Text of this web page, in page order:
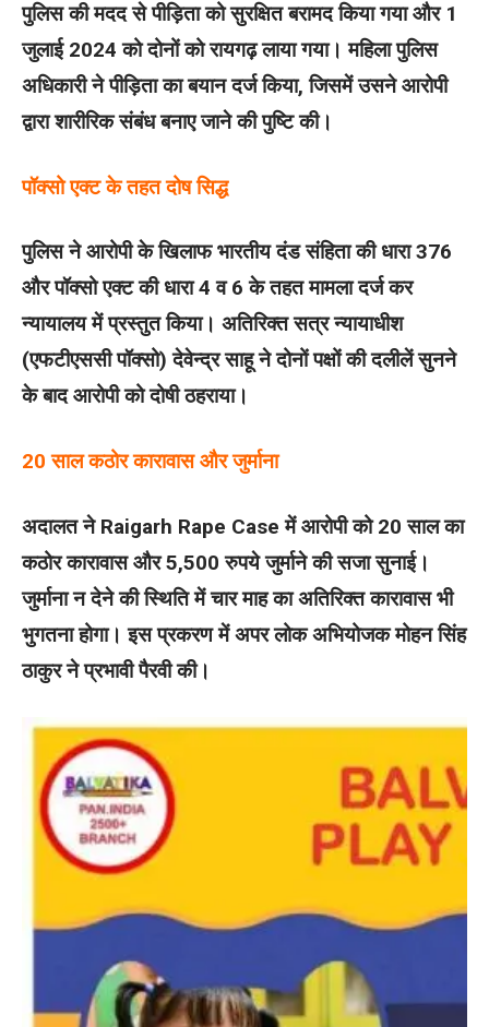
पुलिस की मदद से पीड़िता को सुरक्षित बरामद किया गया और 1
जुलाई 2024 को दोनों को रायगढ़ लाया गया। महिला पुलिस
अधिकारी ने पीड़िता का बयान दर्ज किया, जिसमें उसने आरोपी
द्वारा शारीरिक संबंध बनाए जाने की पुष्टि की।
पॉक्सो एक्ट के तहत दोष सिद्ध
पुलिस ने आरोपी के खिलाफ भारतीय दंड संहिता की धारा 376
और पॉक्सो एक्ट की धारा 4 व 6 के तहत मामला दर्ज कर
न्यायालय में प्रस्तुत किया। अतिरिक्त सत्र न्यायाधीश
(एफटीएससी पॉक्सो) देवेन्द्र साहू ने दोनों पक्षों की दलीलें सुनने
के बाद आरोपी को दोषी ठहराया।
20 साल कठोर कारावास और जुर्माना
अदालत ने Raigarh Rape Case में आरोपी को 20 साल का
कठोर कारावास और 5,500 रुपये जुर्माने की सजा सुनाई।
जुर्माना न देने की स्थिति में चार माह का अतिरिक्त कारावास भी
भुगतना होगा। इस प्रकरण में अपर लोक अभियोजक मोहन सिंह
ठाकुर ने प्रभावी पैरवी की।